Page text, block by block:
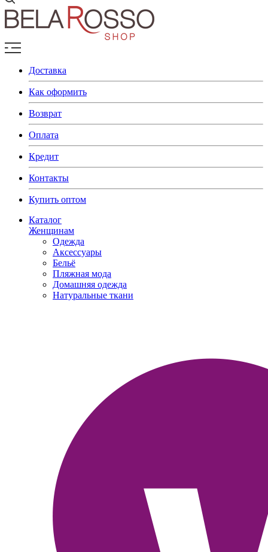
Доставка
Как оформить
Возврат
Оплата
Кредит
Контакты
Купить оптом
Каталог
Женщинам
Одежда
Аксессуары
Бельё
Пляжная мода
Домашняя одежда
Натуральные ткани